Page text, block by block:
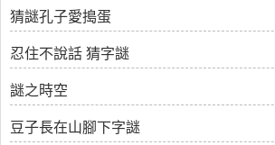
猜謎孔子愛搗蛋
忍住不說話 猜字謎
謎之時空
豆子長在山腳下字謎